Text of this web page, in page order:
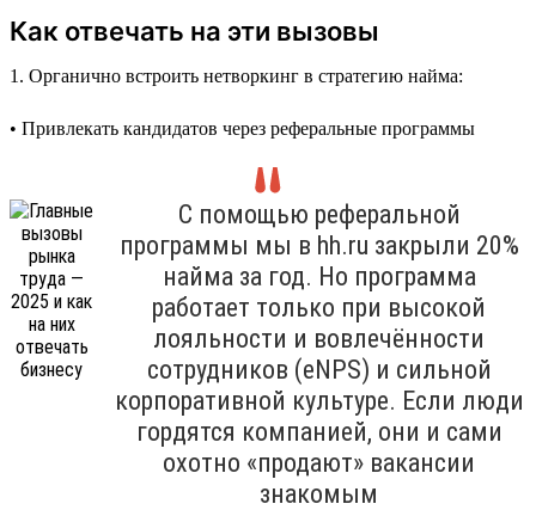
Как отвечать на эти вызовы
1. Органично встроить нетворкинг в стратегию найма:
• Привлекать кандидатов через реферальные программы
С помощью реферальной
программы мы в hh.ru закрыли 20%
найма за год. Но программа
работает только при высокой
лояльности и вовлечённости
сотрудников (eNPS) и сильной
корпоративной культуре. Если люди
гордятся компанией, они и сами
охотно «продают» вакансии
знакомым